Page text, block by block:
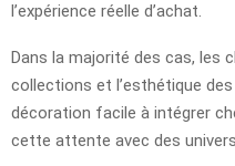
l’expérience réelle d’achat.
Dans la majorité des cas, les
collections et l’esthétique
décoration facile à intégrer
cette attente avec des